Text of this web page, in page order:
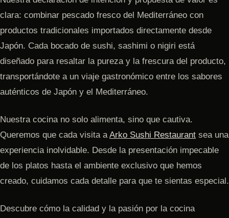
clara: combinar pescado fresco del Mediterráneo con
productos tradicionales importados directamente desde
Japón. Cada bocado de sushi, sashimi o nigiri está
diseñado para resaltar la pureza y la frescura del producto,
transportándote a un viaje gastronómico entre los sabores
auténticos de Japón y el Mediterráneo.
Nuestra cocina no solo alimenta, sino que cautiva.
Queremos que cada visita a Arko Sushi Restaurant sea una
experiencia inolvidable. Desde la presentación impecable
de los platos hasta el ambiente exclusivo que hemos
creado, cuidamos cada detalle para que te sientas especial.
Descubre cómo la calidad y la pasión por la cocina